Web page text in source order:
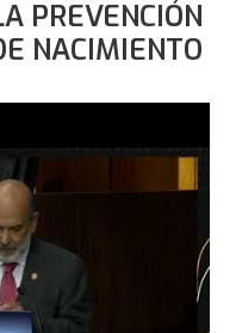
PREVENCIÓN
NACIMIENTO